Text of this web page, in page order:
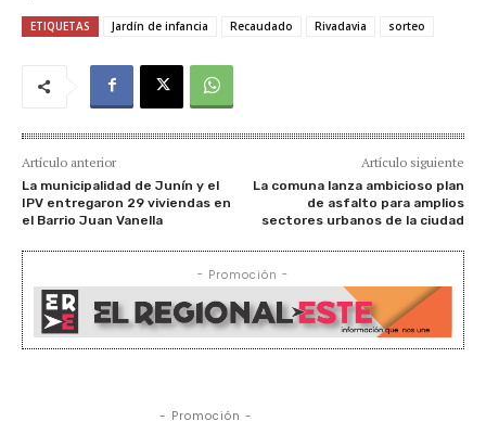
ETIQUETAS Jardín de infancia Recaudado Rivadavia sorteo
Artículo anterior
La municipalidad de Junín y el
IPV entregaron 29 viviendas en
el Barrio Juan Vanella
Artículo siguiente
La comuna lanza ambicioso plan
de asfalto para amplios
sectores urbanos de la ciudad
- Promoción -
- Promoción -